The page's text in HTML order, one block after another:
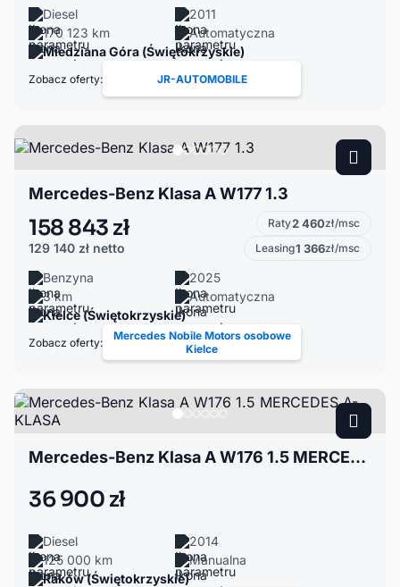
Diesel
2011
170 123 km
Automatyczna
Miedziana Góra (Świętokrzyskie)
Zobacz oferty: JR-AUTOMOBILE
Mercedes-Benz Klasa A W177 1.3
158 843 zł
129 140 zł netto
Raty2 460zł/msc
Leasing1 366zł/msc
Benzyna
2025
3 km
Automatyczna
Kielce (Świętokrzyskie)
Zobacz oferty:
Mercedes Nobile Motors osobowe
Kielce
Mercedes-Benz Klasa A W176 1.5 MERCEDES A-KLASA
36 900 zł
Diesel
2014
125 000 km
Manualna
Raków (Świętokrzyskie)